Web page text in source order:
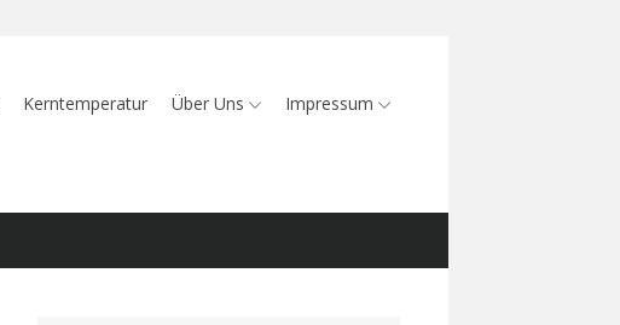
Kerntemperatur Über Uns Impressum